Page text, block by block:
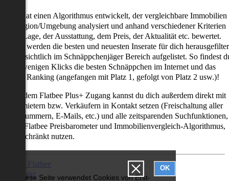
Diese Seite verwendet Cookies von Erst-
OK
hat einen Algorithmus entwickelt, der vergleichbare Immobilien
Region/Umgebung analysiert und anhand verschiedener Kriterien
der Lage, der Ausstattung, dem Preis, der Aktualität etc. bewertet.
werden die besten und neuesten Inserate für dich
übersichtlich im Schnäppchenjäger Bereich aufgelistet. So findest
nur wenigen Klicks die besten Schnäppchen im Internet und das
als Ranking (angefangen mit Platz 1, gefolgt von Platz 2 usw.)!
mit dem Flatbee Plus+ Zugang kannst du dich außerdem direkt mit
Vermietern bzw. Verkäufern in Kontakt setzen (Freischaltung aller
E-Mails, etc.) und alle zeitsparenden Suchfunktionen,
den Flatbee Preisbarometer und Immobilienvergleich-Algorithmus,
nutzen.
Über Flatbee
Kontakt